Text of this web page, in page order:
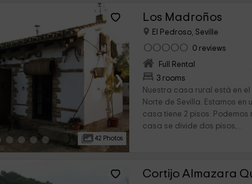
›
42 Photos
Los Madroños
El Pedroso, Seville
0 reviews
Full Rental
3 rooms
Nuestra casa rural está en
Norte de Sevilla. Estamos
casa tiene 2 pisos.
casa se divide dos pisos,...
Cortijo Almazara